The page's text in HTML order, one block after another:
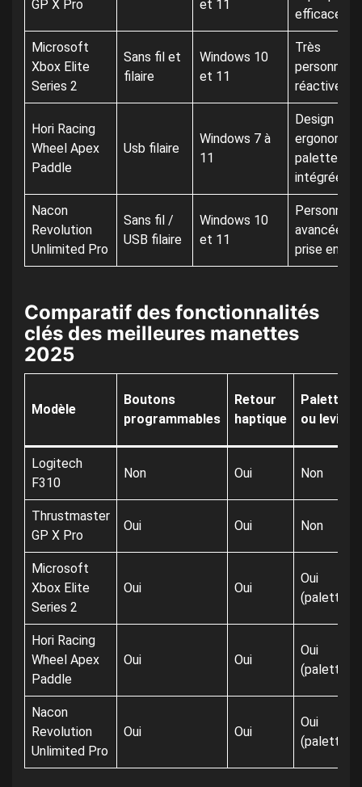
GP X Pro et 11
efficace
Microsoft
Xbox Elite
Series 2
Sans fil et
filaire
Windows 10
et 11
Très
réactive
Hori Racing
Wheel Apex
Paddle
Usb filaire
Windows 7 à
11
Design
palettes
intégrées
Nacon
Revolution
Unlimited Pro
Sans fil /
USB filaire
Windows 10
et 11
avancée,
prise en
Comparatif des fonctionnalités
clés des meilleures manettes
2025
Modèle
Boutons
programmables
Retour
haptique
Palette
ou levier
Logitech
F310
Non Oui Non
Thrustmaster
GP X Pro
Oui Oui Non
Microsoft
Xbox Elite
Series 2
Oui Oui
Oui
(palettes)
Hori Racing
Wheel Apex
Paddle
Oui Oui
Oui
(palettes)
Nacon
Revolution
Unlimited Pro
Oui Oui
Oui
(palettes)